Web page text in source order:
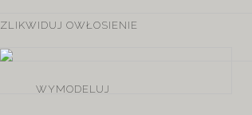
ZLIKWIDUJOWŁOSIENIE
WYMODELUJ